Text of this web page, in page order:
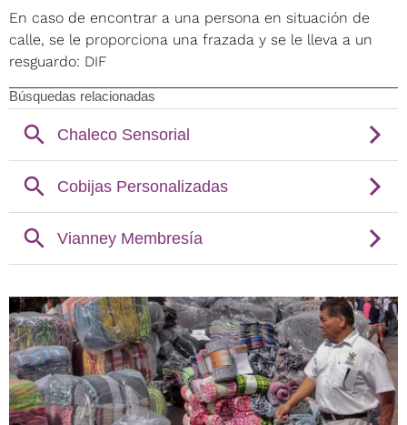
En caso de encontrar a una persona en situación de
calle, se le proporciona una frazada y se le lleva a un
resguardo: DIF